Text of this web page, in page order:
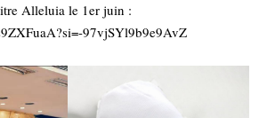
Alleluia le 1er juin :
97vjSYl9b9e9AvZ